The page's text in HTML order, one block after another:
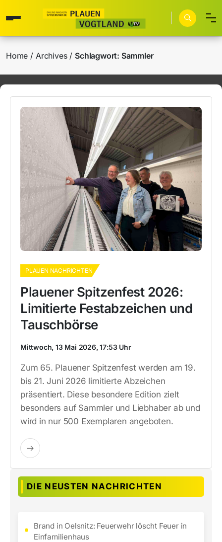
Home Archives Schlagwort: Sammler
PLAUEN NACHRICHTEN
Plauener Spitzenfest 2026:
Limitierte Festabzeichen und
Tauschbörse
Mittwoch, 13 Mai 2026, 17:53 Uhr
Zum 65. Plauener Spitzenfest werden am 19.
bis 21. Juni 2026 limitierte Abzeichen
präsentiert. Diese besondere Edition zielt
besonders auf Sammler und Liebhaber ab und
wird in nur 500 Exemplaren angeboten.
DIE NEUSTEN NACHRICHTEN
Brand in Oelsnitz: Feuerwehr löscht Feuer in
Einfamilienhaus